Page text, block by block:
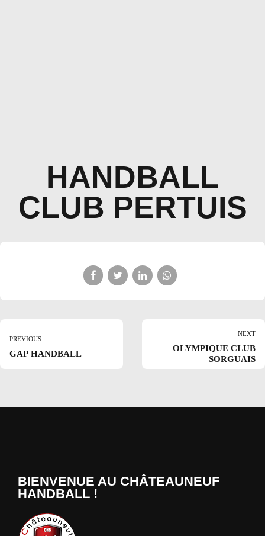
HANDBALL
CLUB PERTUIS
PREVIOUS
GAP HANDBALL
NEXT
OLYMPIQUE CLUB
SORGUAIS
BIENVENUE AU CHÂTEAUNEUF
HANDBALL !